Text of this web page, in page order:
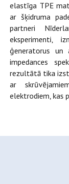
elastīga TPE
ar šķidruma
partneri
eksperimenti,
ģeneratorus un
impedances
rezultātā tika
ar
elektrodiem, kas